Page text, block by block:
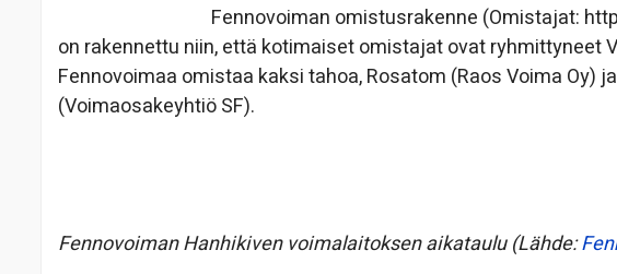
Fennovoiman omistusrakenne (Omistajat:
on rakennettu niin, että kotimaiset omistajat ovat ryhmittyneet
Fennovoimaa omistaa kaksi tahoa, Rosatom (Raos Voima Oy)
(Voimaosakeyhtiö SF).
Fennovoiman Hanhikiven voimalaitoksen aikataulu (Lähde: